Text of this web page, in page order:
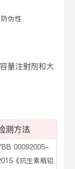
防伪性
量注射剂和大
测方法
00092005-
《抗生素瓶铝